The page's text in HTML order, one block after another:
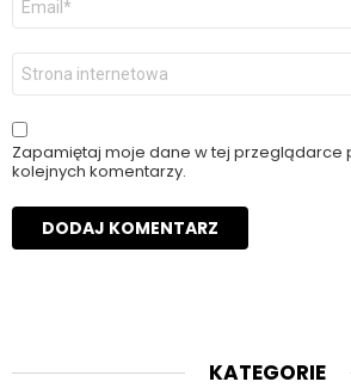
email
*
Witryna
internetowa
Zapamiętaj moje dane w tej przeglądarce
kolejnych komentarzy.
KATEGORIE